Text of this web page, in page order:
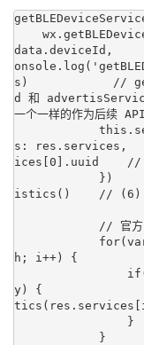
data.deviceId,
s)            //
d 和
一个一样的作为后续
this.setData({
s: res.services,
ices[0].uuid    //
})
istics()    // (6)
// 官方
for(var i =
h; i++) {
y) {
}
}